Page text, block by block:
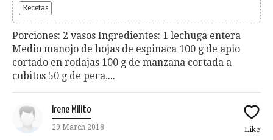
Recetas
Porciones: 2 vasos Ingredientes: 1 lechuga entera
Medio manojo de hojas de espinaca 100 g de apio
cortado en rodajas 100 g de manzana cortada a
cubitos 50 g de pera,...
Irene Milito
29 March 2018 Like